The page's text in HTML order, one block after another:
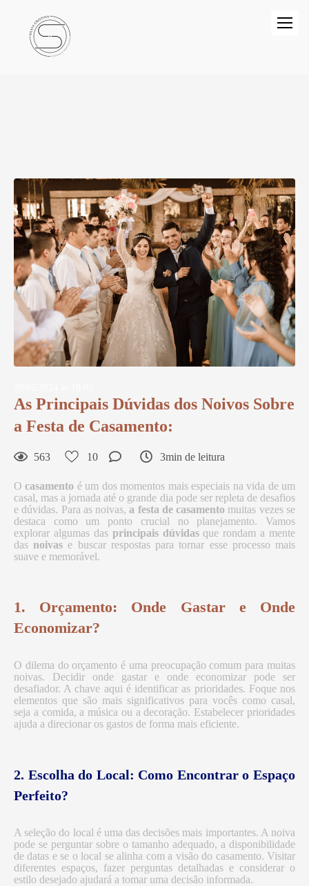
As Principais Dúvidas dos Noivos Sobre
a Festa de Casamento:
563 10 3min de leitura
Ocasamento é um dos momentos mais especiais na vida de um
casal, mas a jornada até o grande dia pode ser repleta de desafios
e dúvidas. Para as noivas, a festa de casamento muitas vezes se
destaca como um ponto crucial no planejamento. Vamos
explorar algumas das principais dúvidasque rondam a mente
das noivas e buscar respostas para tornar esse processo mais
suave e memorável.
1. Orçamento: Onde Gastar e Onde
Economizar?
O dilema do orçamento é uma preocupação comum para muitas
noivas. Decidir onde gastar e onde economizar pode ser
desafiador. A chave aqui é identificar as prioridades. Foque nos
elementos que são mais significativos para vocês como casal,
seja a comida, a música ou a decoração. Estabelecer prioridades
ajuda a direcionar os gastos de forma mais eficiente.
2. Escolha do Local: Como Encontrar o Espaço
Perfeito?
A seleção do local é uma das decisões mais importantes. A noiva
pode se perguntar sobre o tamanho adequado, a disponibilidade
de datas e se o local se alinha com a visão do casamento. Visitar
diferentes espaços, fazer perguntas detalhadas e considerar o
estilo desejado ajudará a tomar uma decisão informada.